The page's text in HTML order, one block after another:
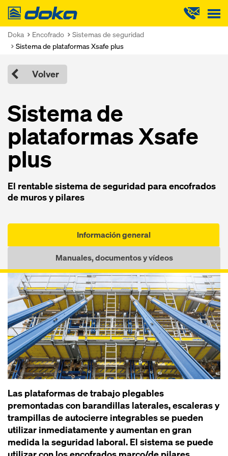
Doka
Doka Encofrado
Sistemas de seguridad
Sistema de plataformas Xsafe plus
Volver
Sistema de
plataformas Xsafe
plus
El rentable sistema de seguridad para encofrados
de muros y pilares
Información general
Manuales, documentos y vídeos
Las plataformas de trabajo plegables
premontadas con barandillas laterales, escaleras y
trampillas de autocierre integrables se pueden
utilizar inmediatamente y aumentan en gran
medida la seguridad laboral. El sistema se puede